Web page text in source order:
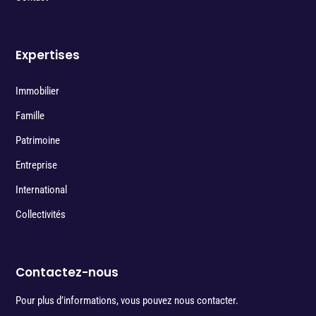
Expertises
Immobilier
Famille
Patrimoine
Entreprise
International
Collectivités
Contactez-nous
Pour plus d’informations, vous pouvez nous contacter.